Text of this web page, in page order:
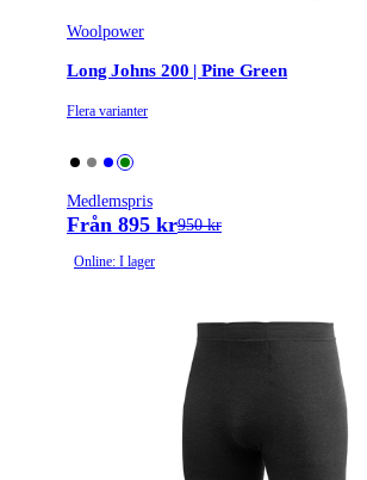
Woolpower
Long Johns 200 | Pine Green
Flera varianter
Medlemspris
Från 895 kr950 kr
Online: I lager